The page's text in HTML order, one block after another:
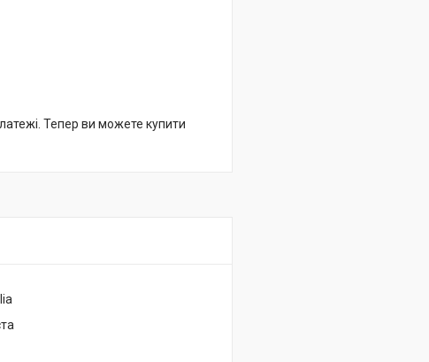
Тепер ви можете купити